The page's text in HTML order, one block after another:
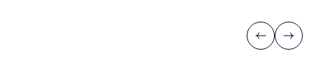
Previous
Next